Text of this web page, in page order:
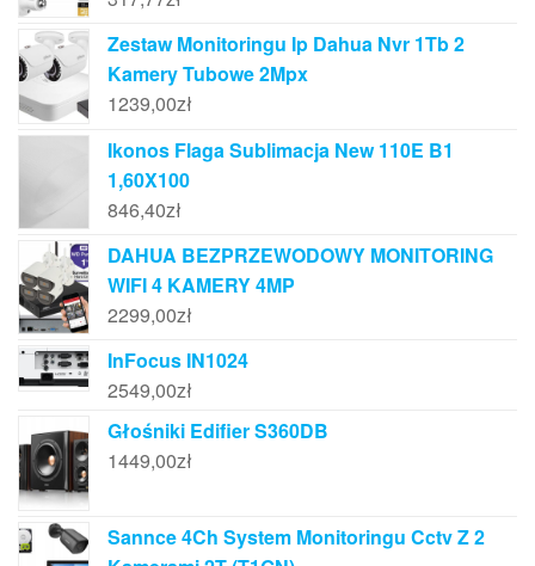
Zestaw Monitoringu Ip Dahua Nvr 1Tb 2
Kamery Tubowe 2Mpx
1239,00zł
Ikonos Flaga Sublimacja New 110E B1
1,60X100
846,40zł
DAHUA BEZPRZEWODOWY MONITORING
WIFI 4 KAMERY 4MP
2299,00zł
InFocus IN1024
2549,00zł
Głośniki Edifier S360DB
1449,00zł
Sannce 4Ch System Monitoringu Cctv Z 2